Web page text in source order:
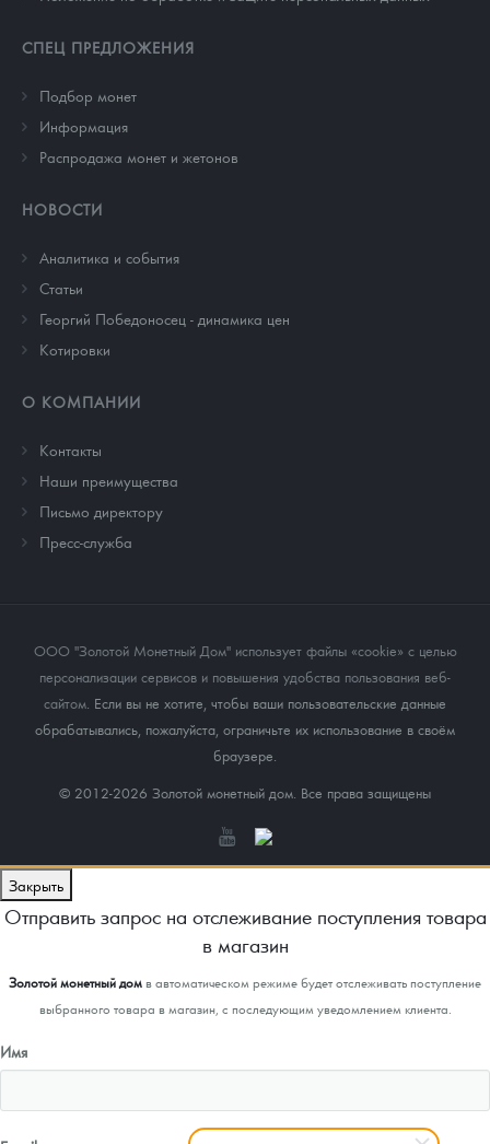
СПЕЦ ПРЕДЛОЖЕНИЯ
Подбор монет
Информация
Распродажа монет и жетонов
НОВОСТИ
Аналитика и события
Cтатьи
Георгий Победоносец - динамика цен
Котировки
О КОМПАНИИ
Контакты
Наши преимущества
Письмо директору
Пресс-служба
ООО "Золотой Монетный Дом" использует файлы «cookie» с целью
персонализации сервисов и повышения удобства пользования веб-
сайтом. Если вы не хотите, чтобы ваши пользовательские данные
обрабатывались, пожалуйста, ограничьте их использование в своём
браузере.
© 2012-2026 Золотой монетный дом. Все права защищены
Закрыть
Отправить запрос на отслеживание поступления товара
в магазин
Золотой монетный домв автоматическом режиме будет отслеживать поступление
выбранного товара в магазин, с последующим уведомлением клиента.
Имя